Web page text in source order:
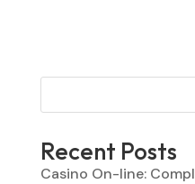
Recent Posts
Casino On-line: